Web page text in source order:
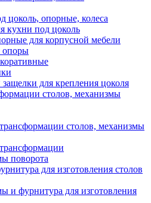
цоколь, опорные, колеса
кухни под цоколь
для корпусной мебели
опоры
для крепления цоколя
столов, механизмы
столов, механизмы
поворота
для изготовления столов
и фурнитура для изготовления